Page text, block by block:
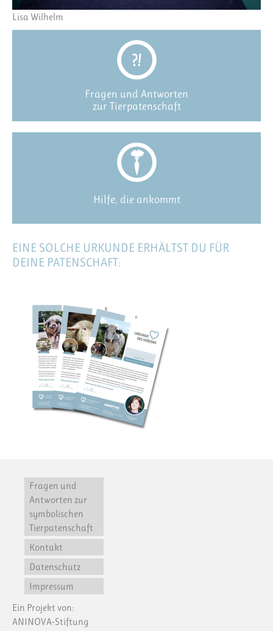
Lisa Wilhelm
Fragen und Antworten
zur Tierpatenschaft
Hilfe, die ankommt
EINE SOLCHE URKUNDE ERHÄLTST DU FÜR
DEINE PATENSCHAFT:
Fragen und
Antworten zur
symbolischen
Tierpatenschaft
Kontakt
Datenschutz
Impressum
Ein Projekt von:
ANINOVA-Stiftung